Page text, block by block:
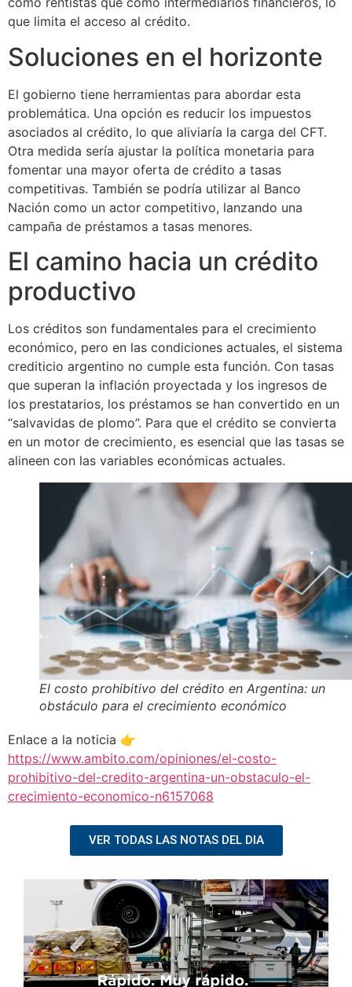
que limita el acceso al crédito.
Soluciones en el horizonte
El gobierno tiene herramientas para abordar esta
problemática. Una opción es reducir los impuestos
asociados al crédito, lo que aliviaría la carga del CFT.
Otra medida sería ajustar la política monetaria para
fomentar una mayor oferta de crédito a tasas
competitivas. También se podría utilizar al Banco
Nación como un actor competitivo, lanzando una
campaña de préstamos a tasas menores.
El camino hacia un crédito
productivo
Los créditos son fundamentales para el crecimiento
económico, pero en las condiciones actuales, el sistema
crediticio argentino no cumple esta función. Con tasas
que superan la inflación proyectada y los ingresos de
los prestatarios, los préstamos se han convertido en un
“salvavidas de plomo”. Para que el crédito se convierta
en un motor de crecimiento, es esencial que las tasas se
alineen con las variables económicas actuales.
El costo prohibitivo del crédito en Argentina: un
obstáculo para el crecimiento económico
Enlace a la noticia 👉
https://www.ambito.com/opiniones/el-costo-
prohibitivo-del-credito-argentina-un-obstaculo-el-
crecimiento-economico-n6157068
VER TODAS LAS NOTAS DEL DIA